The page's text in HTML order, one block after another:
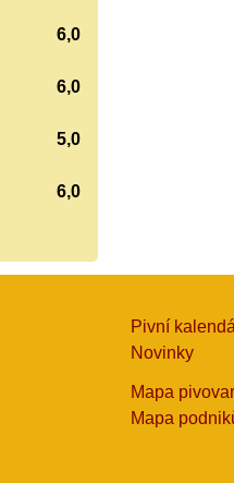
6,0
6,0
5,0
6,0
Pivní
Novinky
Mapa
Mapa